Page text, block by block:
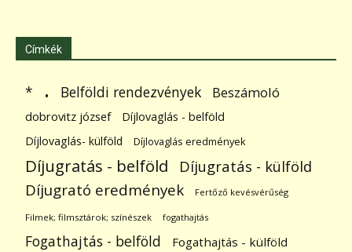
Címkék
* . Belföldi rendezvények Beszámoló
dobrovitz józsef
Díjlovaglás - belföld
Díjlovaglás- külföld
Díjlovaglás eredmények
Díjugratás - belföld Díjugratás - külföld
Díjugrató eredmények Fertőző kevésvérűség
Filmek; filmsztárok; színészek fogathajtás
Fogathajtás - belföld Fogathajtás - külföld